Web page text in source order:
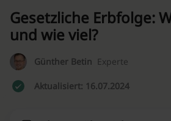
Gesetzliche Erbfolge:
und wie viel?
Günther Betin Experte
Aktualisiert: 16.07.2024